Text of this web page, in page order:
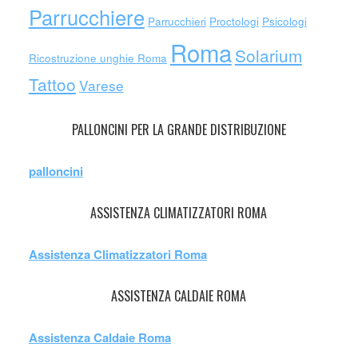
Parrucchiere Parrucchieri Proctologi Psicologi
Ricostruzione unghie Roma RomaSolarium
Tattoo Varese
PALLONCINI PER LA GRANDE DISTRIBUZIONE
palloncini
ASSISTENZA CLIMATIZZATORI ROMA
Assistenza Climatizzatori Roma
ASSISTENZA CALDAIE ROMA
Assistenza Caldaie Roma